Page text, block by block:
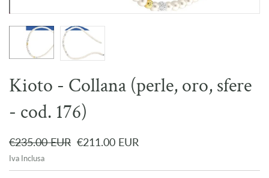
Kioto - Collana (perle, oro, sfere
- cod. 176)
€235.00 EUR €211.00 EUR
Iva Inclusa